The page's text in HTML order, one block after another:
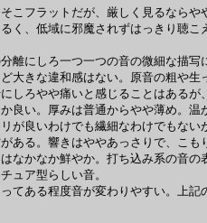
こフラットだが、厳しく見るなら
く、低域に邪魔されずはっきり聴
離にしろ一つ一つの音の微細な描
大きな違和感はない。原音の粗や
しろやや痛いと感じることはあるが
良い。厚みは普通からやや薄め。
が良いわけでも繊細なわけでもな
ある。響きはややあっさりで、こも
なかなか鮮やか。打ち込み系の音
ュア型らしい音。
てある程度音が変わりやすい。上